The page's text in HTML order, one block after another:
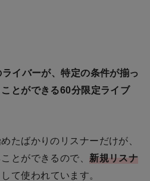
イバーが、特定の条件が揃っ
とができる60分限定ライブ
たばかりのリスナーだけが、
とができるので、 新規リスナ
して使われています。